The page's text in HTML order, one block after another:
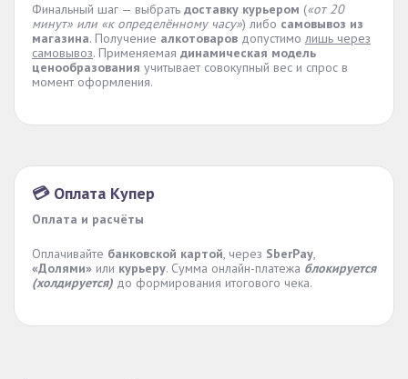
Финальный шаг — выбрать доставку курьером («от 20
минут» или «к определённому часу») либо самовывоз из
магазина. Получение алкотоваров допустимо лишь через
самовывоз. Применяемая динамическая модель
ценообразования учитывает совокупный вес и спрос в
момент оформления.
💳 Оплата Купер
Оплата и расчёты
Оплачивайте банковской картой, через SberPay,
«Долями» или курьеру. Сумма онлайн-платежа блокируется
(холдируется) до формирования итогового чека.